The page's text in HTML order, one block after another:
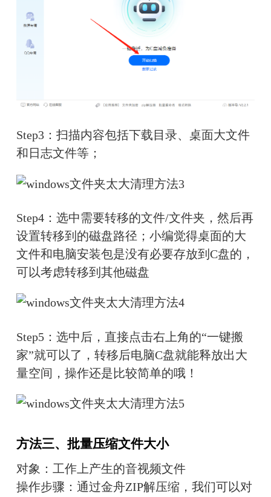
Step3：扫描内容包括下载目录、桌面大文件
和日志文件等；
Step4：选中需要转移的文件/文件夹，然后再
设置转移到的磁盘路径；小编觉得桌面的大
文件和电脑安装包是没有必要存放到C盘的，
可以考虑转移到其他磁盘
Step5：选中后，直接点击右上角的“一键搬
家”就可以了，转移后电脑C盘就能释放出大
量空间，操作还是比较简单的哦！
方法三、批量压缩文件大小
对象：工作上产生的音视频文件
操作步骤：通过金舟ZIP解压缩，我们可以对